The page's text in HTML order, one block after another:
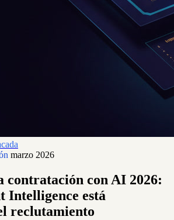
marzo 2026
contratación con AI 2026:
Intelligence está
reclutamiento